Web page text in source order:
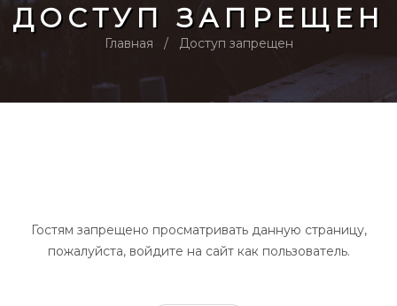
ДОСТУП ЗАПРЕЩЕН
Главная Доступ запрещен
Гостям запрещено просматривать данную страницу,
пожалуйста, войдите на сайт как пользователь.